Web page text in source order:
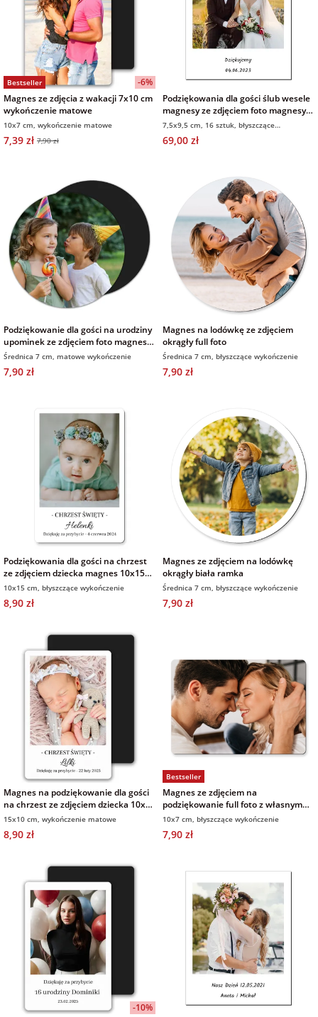
Bestseller
-6%
Magnes ze zdjęcia z wakacji 7x10 cm
wykończenie matowe
10x7 cm, wykończenie matowe
7,39 zł 7,90 zł
Podziękowania dla gości ślub wesele
magnesy ze zdjęciem foto magnesy
polaroid 16 sztuk
7,5x9,5 cm, 16 sztuk, błyszczące
wykończenie
69,00 zł
Podziękowanie dla gości na urodziny
upominek ze zdjęciem foto magnes
okrągły wykończenie matowe
Średnica 7 cm, matowe wykończenie
7,90 zł
Magnes na lodówkę ze zdjęciem
okrągły full foto
Średnica 7 cm, błyszczące wykończenie
7,90 zł
Podziękowania dla gości na chrzest
ze zdjęciem dziecka magnes 10x15
cm
10x15 cm, błyszczące wykończenie
8,90 zł
Magnes ze zdjęciem na lodówkę
okrągły biała ramka
Średnica 7 cm, błyszczące wykończenie
7,90 zł
Magnes na podziękowanie dla gości
na chrzest ze zdjęciem dziecka 10x15
cm wykończenie matowe
15x10 cm, wykończenie matowe
8,90 zł
Bestseller
Magnes ze zdjęciem na
podziękowanie full foto z własnym
zdjęciem 10x7
10x7 cm, błyszczące wykończenie
7,90 zł
-10%